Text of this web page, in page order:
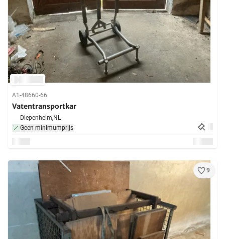
A1-48660-66
Vatentransportkar
Diepenheim,NL
Geen minimumprijs
9